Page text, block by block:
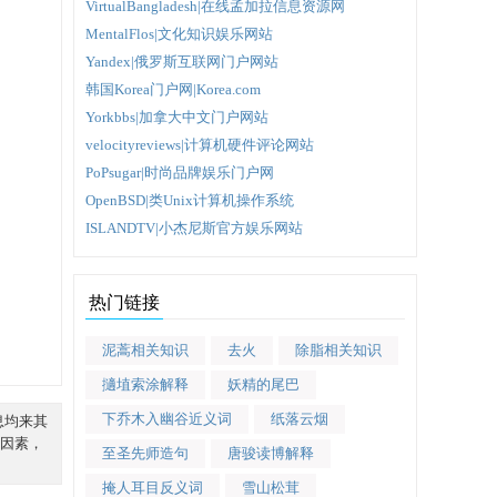
均来其
素，
VirtualBangladesh|在线孟加拉信息资源网
MentalFlos|文化知识娱乐网站
Yandex|俄罗斯互联网门户网站
韩国Korea门户网|Korea.com
Yorkbbs|加拿大中文门户网站
velocityreviews|计算机硬件评论网站
PoPsugar|时尚品牌娱乐门户网
OpenBSD|类Unix计算机操作系统
ISLANDTV|小杰尼斯官方娱乐网站
热门链接
泥蒿相关知识 去火 除脂相关知识
擿埴索涂解释 妖精的尾巴
下乔木入幽谷近义词 纸落云烟
至圣先师造句 唐骏读博解释
掩人耳目反义词 雪山松茸